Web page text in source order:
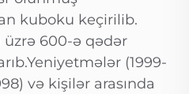
kuboku keçirilib.
600-ə qədər
(1999-
və kişilər arasında